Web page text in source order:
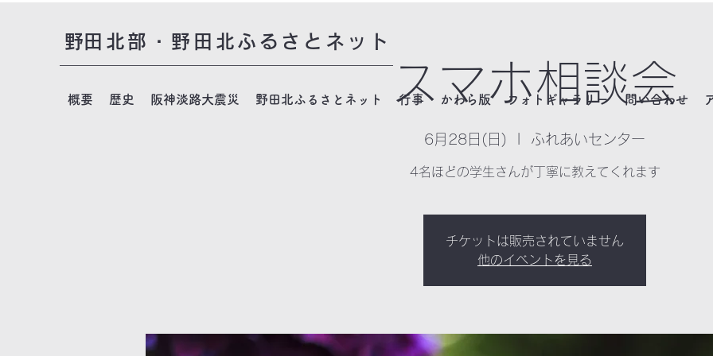
​野田北部・野田北ふるさとネット
概要 歴史 阪神淡路大震災 野田北ふるさとネット 行事 かわら版 フォトギャラリー 問い合わせ
スマホ相談会
6月28日(日) ふれあいセンター
4名ほどの学生さんが丁寧に教えてくれます
チケットは販売されていません
他のイベントを見る